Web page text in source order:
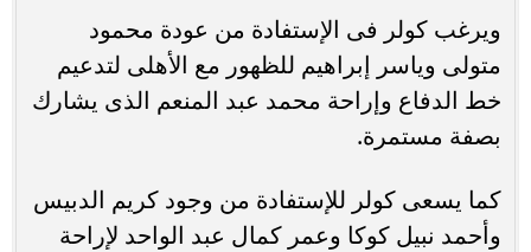
ويرغب كولر فى الإستفادة من عودة محمود
متولى وياسر إبراهيم للظهور مع الأهلى لتدعيم
خط الدفاع وإراحة محمد عبد المنعم الذى يشارك
بصفة مستمرة.
كما يسعى كولر للإستفادة من وجود كريم الدبيس
وأحمد نبيل كوكا وعمر كمال عبد الواحد لإراحة